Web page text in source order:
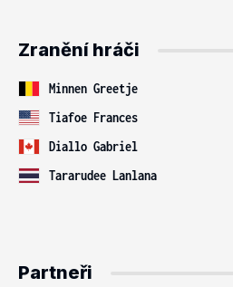
Zranění hráči
Minnen Greetje
Tiafoe Frances
Diallo Gabriel
Tararudee Lanlana
Partneři